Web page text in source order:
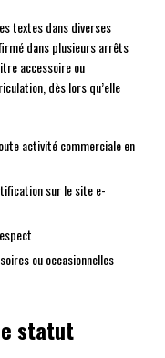
textes dans diverses
dans plusieurs arrêts
accessoire ou
dès lors qu’elle
activité commerciale en
sur le site e-
ou occasionnelles
statut